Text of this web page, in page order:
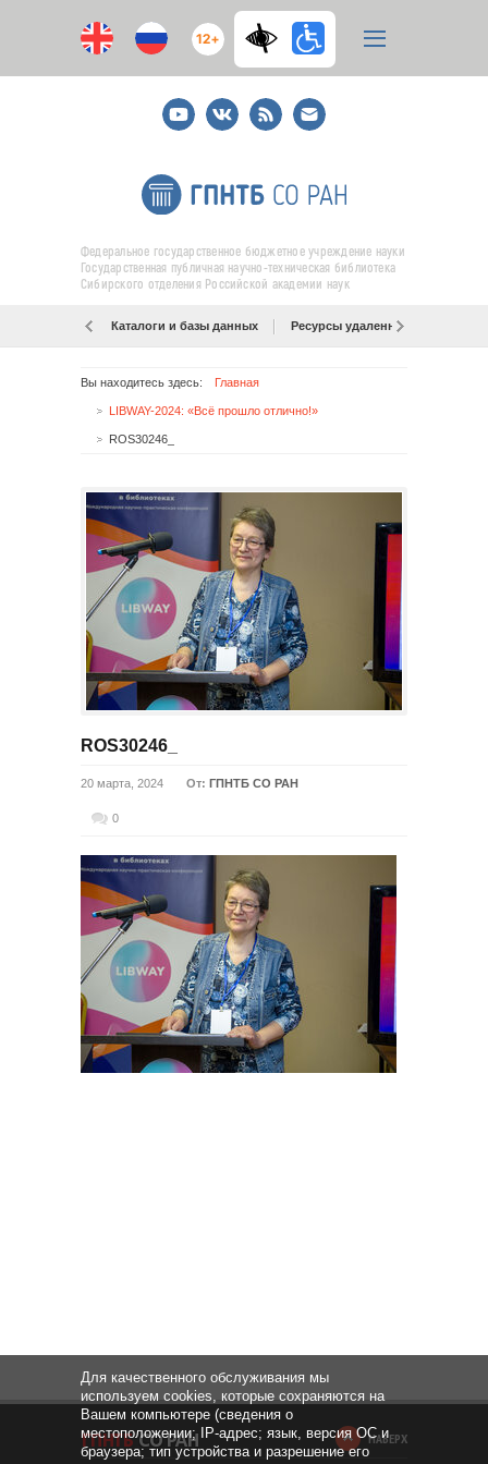
12+
YoutubeВКонтакте
RSS
E-
mail
подписка
Федеральное государственное бюджетное учреждение науки
Государственная публичная научно-техническая библиотека
Сибирского отделения Российской академии наук
Каталоги и базы данных Ресурсы удаленного доступа
Вы находитесь здесь: Главная
LIBWAY-2024: «Всё прошло отлично!»
ROS30246_
ROS30246_
20 марта, 2024 От: ГПНТБ СО РАН
0
НАВЕРХ
Для качественного обслуживания мы
используем cookies, которые сохраняются на
Вашем компьютере (сведения о
местоположении; IP-адрес; язык, версия ОС и
браузера; тип устройства и разрешение его